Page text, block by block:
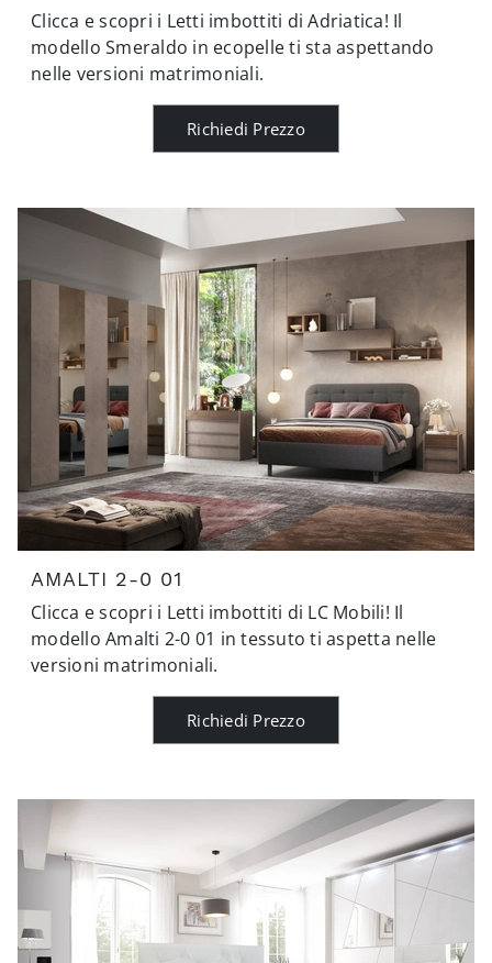
Clicca e scopri i Letti imbottiti di Adriatica! Il
modello Smeraldo in ecopelle ti sta aspettando
nelle versioni matrimoniali.
Richiedi Prezzo
AMALTI 2-0 01
Clicca e scopri i Letti imbottiti di LC Mobili! Il
modello Amalti 2-0 01 in tessuto ti aspetta nelle
versioni matrimoniali.
Richiedi Prezzo